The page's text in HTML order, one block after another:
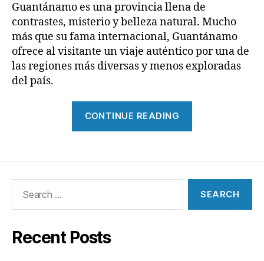
Guantánamo es una provincia llena de
contrastes, misterio y belleza natural. Mucho
más que su fama internacional, Guantánamo
ofrece al visitante un viaje auténtico por una de
las regiones más diversas y menos exploradas
del país.
CONTINUE READING
de
Recent Posts